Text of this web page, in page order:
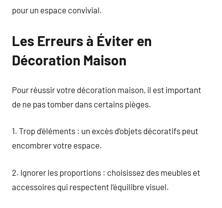
pour un espace convivial.
Les Erreurs à Éviter en
Décoration Maison
Pour réussir votre décoration maison, il est important
de ne pas tomber dans certains pièges.
1. Trop d’éléments : un excès d’objets décoratifs peut
encombrer votre espace.
2. Ignorer les proportions : choisissez des meubles et
accessoires qui respectent l’équilibre visuel.